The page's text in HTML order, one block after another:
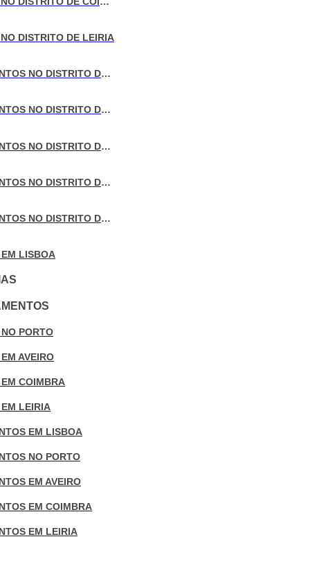
DISTRITO DE LEIRIA
VENDA DE APARTAMENTOS NO DISTRITO DE LISBOA
VENDA DE APARTAMENTOS NO DISTRITO DO PORTO
VENDA DE APARTAMENTOS NO DISTRITO DE AVEIRO
VENDA DE APARTAMENTOS NO DISTRITO DE COIMBRA
VENDA DE APARTAMENTOS NO DISTRITO DE LEIRIA
LISBOA
PORTO
AVEIRO
COIMBRA
LEIRIA
EM LISBOA
NO PORTO
EM AVEIRO
EM COIMBRA
EM LEIRIA